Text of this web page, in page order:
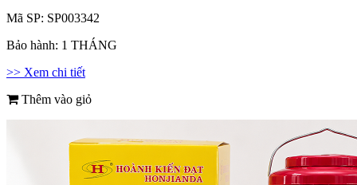
Mã SP: SP003342
Bảo hành: 1 THÁNG
>> Xem chi tiết
Thêm vào giỏ